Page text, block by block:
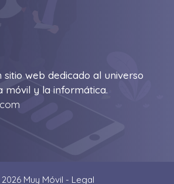
sitio web dedicado al universo
móvil y la informática.
Muy Móvil - Legal